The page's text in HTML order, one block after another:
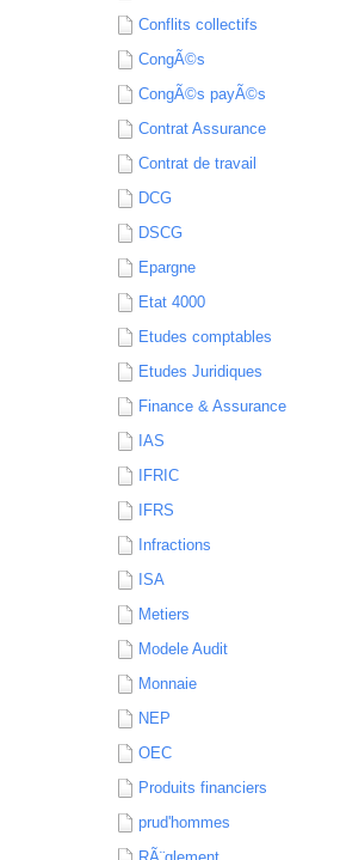
Conflits collectifs
CongÃ©s
CongÃ©s payÃ©s
Contrat Assurance
Contrat de travail
DCG
DSCG
Epargne
Etat 4000
Etudes comptables
Etudes Juridiques
Finance & Assurance
IAS
IFRIC
IFRS
Infractions
ISA
Metiers
Modele Audit
Monnaie
NEP
OEC
Produits financiers
prud'hommes